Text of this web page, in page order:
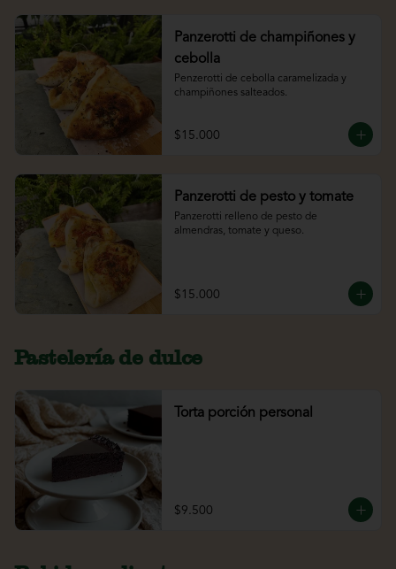
Panzerotti de champiñones y
cebolla
Penzerotti de cebolla caramelizada y
champiñones salteados.
$15.000
Panzerotti de pesto y tomate
Panzerotti relleno de pesto de
almendras, tomate y queso.
$15.000
Pastelería de dulce
Torta porción personal
$9.500